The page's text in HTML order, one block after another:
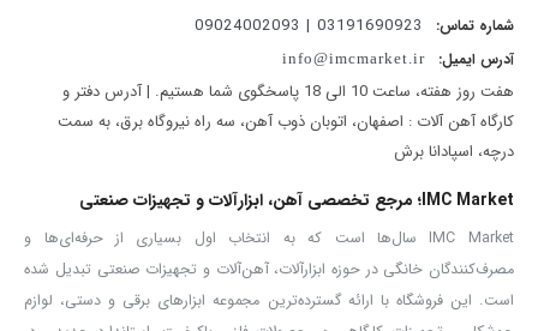
بدنه فلزی مقاوم و مستحکم
کابل برق دارای استانداردVDE آلمان
طراحی مناسب برای استفاده‌های کارگاهی و صنعتی
دریل چکشی مدل 5336 با توجه به موتور قدرتمند و قابلیت چکشی، برای
انجام طیف متنوعی از فعالیت‌های ساختمانی و فنی قابل استفاده است.
از این دستگاه می‌توان برایسوراخکاری بتن، آجر و سنگو همچنین
سوراخکاری در چوب و فلز استفاده کرد. حالت چکشی دستگاه برای کار روی
مصالح ساختمانی مناسب بوده و حالت چرخشی نیز امکان انجام
سوراخکاری معمولی را فراهم می‌کند.
شماره تماس: 03191690923 | 09024002093
آدرس ایمیل: info@imcmarket.ir
هفت روز هفته، ساعت 10 الی 18 پاسخگوی شما هستیم. | آدرس دفتر و
کارگاه آهن آلات : اصفهان، اتوبان ذوب آهن، سه راه نیروگاه برق، به سمت
درچه، اسپادانا برش
IMC Market؛ مرجع تخصصی آهن، ابزارآلات و تجهیزات صنعتی
IMC Market سال‌ها است که به انتخاب اول بسیاری از حرفه‌ای‌ها و
مصرف‌کنندگان خانگی در حوزه ابزارآلات، آهن‌آلات و تجهیزات صنعتی تبدیل شده
است. این فروشگاه با ارائه گسترده‌ترین مجموعه ابزارهای برقی و دستی، لوازم